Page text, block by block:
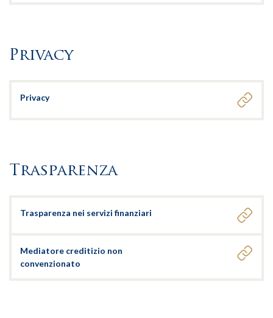
Privacy
Privacy
Trasparenza
Trasparenza nei servizi finanziari
Mediatore creditizio non
convenzionato